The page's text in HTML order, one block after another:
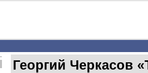
Георгий Черкасов